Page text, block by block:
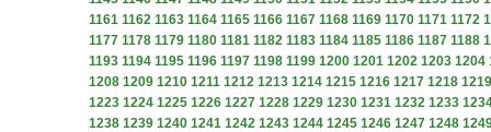
1161 1162 1163 1164 1165 1166 1167 1168 1169 1170 1171 1172
1177 1178 1179 1180 1181 1182 1183 1184 1185 1186 1187 1188
1193 1194 1195 1196 1197 1198 1199 1200 1201 1202 1203 1204
1208 1209 1210 1211 1212 1213 1214 1215 1216 1217 1218 1219
1223 1224 1225 1226 1227 1228 1229 1230 1231 1232 1233
1238 1239 1240 1241 1242 1243 1244 1245 1246 1247 1248